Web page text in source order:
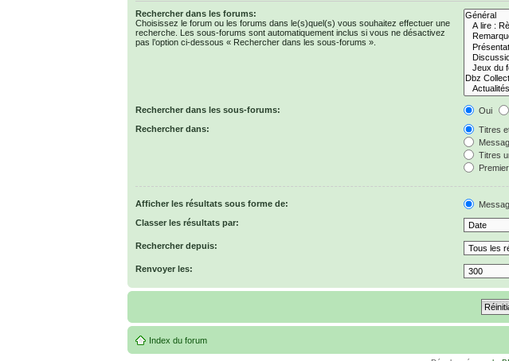
Rechercher dans les forums:
Choisissez le forum ou les forums dans le(s)quel(s) vous souhaitez effectuer une
recherche. Les sous-forums sont automatiquement inclus si vous ne désactivez
pas l’option ci-dessous « Rechercher dans les sous-forums ».
Rechercher dans les sous-forums: Oui
Rechercher dans:
Titres
Titres
Afficher les résultats sous forme de:
Classer les résultats par:
Rechercher depuis:
Renvoyer les:
Index du forum